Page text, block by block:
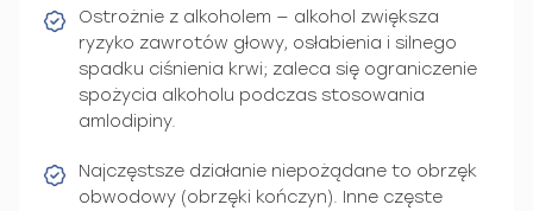
Ostrożnie z alkoholem — alkohol zwiększa
ryzyko zawrotów głowy, osłabienia i silnego
spadku ciśnienia krwi; zaleca się ograniczenie
spożycia alkoholu podczas stosowania
amlodipiny.
Najczęstsze działanie niepożądane to obrzęk
obwodowy (obrzęki kończyn). Inne częste